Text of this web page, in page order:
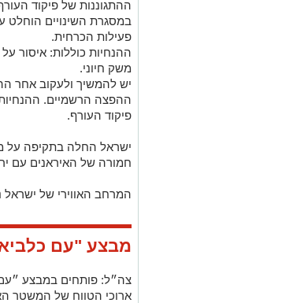
ההתגוננות של פיקוד
במסגרת השינויים הוחלט
פעילות הכרחית.
ההנחיות כוללות: איסור
משק חיוני.
יש להמשיך ולעקוב אחר
ההפצה הרשמיים. ההנחיות
פיקוד העורף.
ישראל החלה בתקיפה על
חמורה של האיראנים עם
המרחב האווירי של ישראל
מבצע "עם
צה״ל: פותחים במבצע ״עם
ארוכי הטווח של המשטר